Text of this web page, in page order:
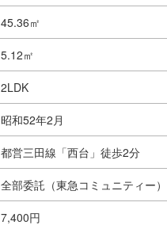
45.36㎡
5.12㎡
2LDK
昭和52年2月
都営三田線「西台」徒歩2分
全部委託（東急コミュニティー）
7,400円